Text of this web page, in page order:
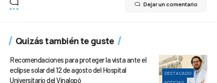
Dejar un comentario
Quizás también te guste
DESTACADO
Recomendaciones para proteger la vista ante el
eclipse solar del 12 de agosto del Hospital
Universitario del Vinalopó